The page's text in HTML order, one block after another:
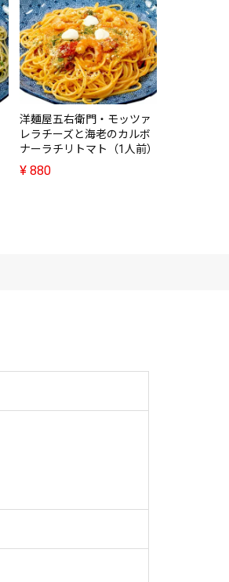
洋麺屋五右衛門・モッツァ
レラチーズと海老のカルボ
ナーラチリトマト（1人前）
¥ 880